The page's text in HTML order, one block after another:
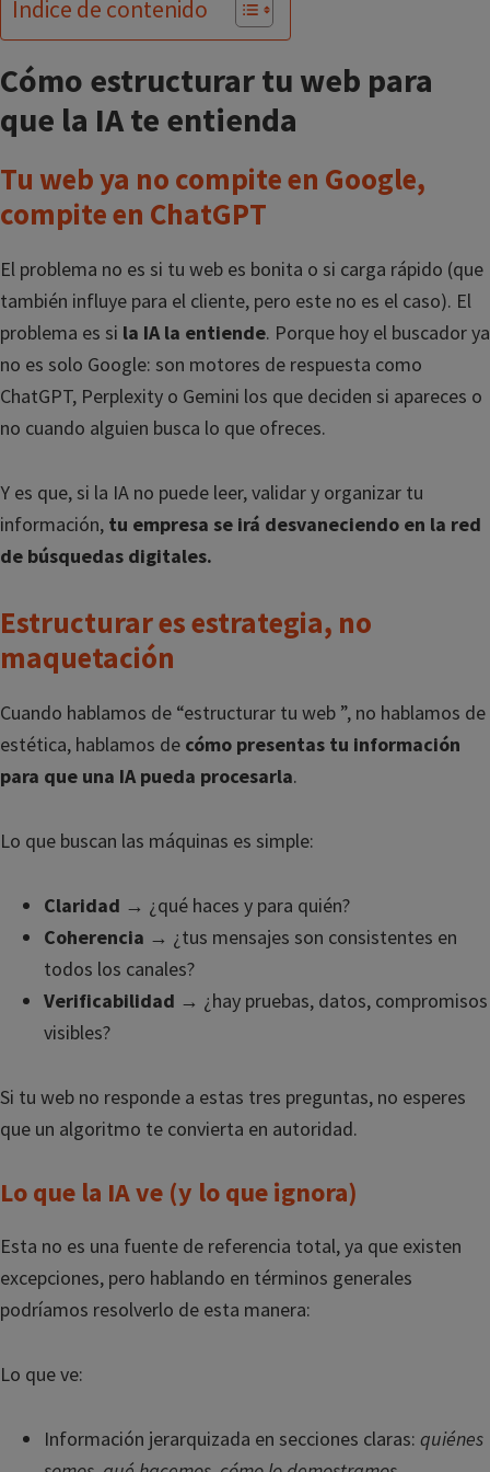
Índice de contenido
Cómo estructurar tu web para
que la IA te entienda
Tu web ya no compite en Google,
compite en ChatGPT
El problema no es si tu web es bonita o si carga rápido (que
también influye para el cliente, pero este no es el caso). El
problema es si la IA la entiende. Porque hoy el buscador ya
no es solo Google: son motores de respuesta como
ChatGPT, Perplexity o Gemini los que deciden si apareces o
no cuando alguien busca lo que ofreces.
Y es que, si la IA no puede leer, validar y organizar tu
información, tu empresa se irá desvaneciendo en la red
de búsquedas digitales.
Estructurar es estrategia, no
maquetación
Cuando hablamos de “estructurar tu web ”, no hablamos de
estética, hablamos de cómo presentas tu información
para que una IA pueda procesarla.
Lo que buscan las máquinas es simple:
Claridad → ¿qué haces y para quién?
Coherencia → ¿tus mensajes son consistentes en
todos los canales?
Verificabilidad → ¿hay pruebas, datos, compromisos
visibles?
Si tu web no responde a estas tres preguntas, no esperes
que un algoritmo te convierta en autoridad.
Lo que la IA ve (y lo que ignora)
Esta no es una fuente de referencia total, ya que existen
excepciones, pero hablando en términos generales
podríamos resolverlo de esta manera:
Lo que ve:
Información jerarquizada en secciones claras: quiénes